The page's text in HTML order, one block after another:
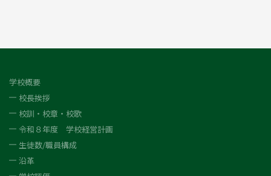
学校概要
校長挨拶
校訓・校章・校歌
令和８年度 学校経営計画
生徒数/職員構成
沿革